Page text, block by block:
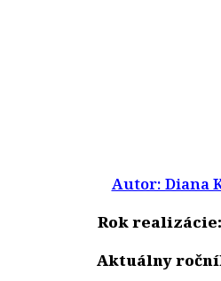
Autor: Diana
Rok realizácie:
Aktuálny